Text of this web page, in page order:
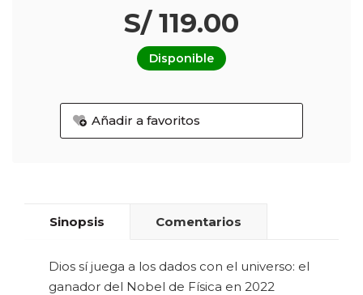
S/ 119.00
Disponible
Añadir a favoritos
Sinopsis Comentarios
Dios sí juega a los dados con el universo: el
ganador del Nobel de Física en 2022